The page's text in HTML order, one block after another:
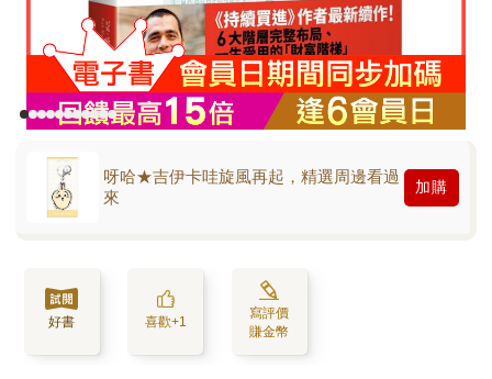
呀哈★吉伊卡哇旋風再起，精選周邊看過
來
加購
好書 喜歡+1
寫評價
賺金幣